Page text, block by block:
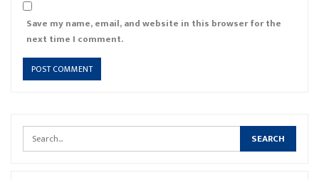
Save my name, email, and website in this browser for the
next time I comment.